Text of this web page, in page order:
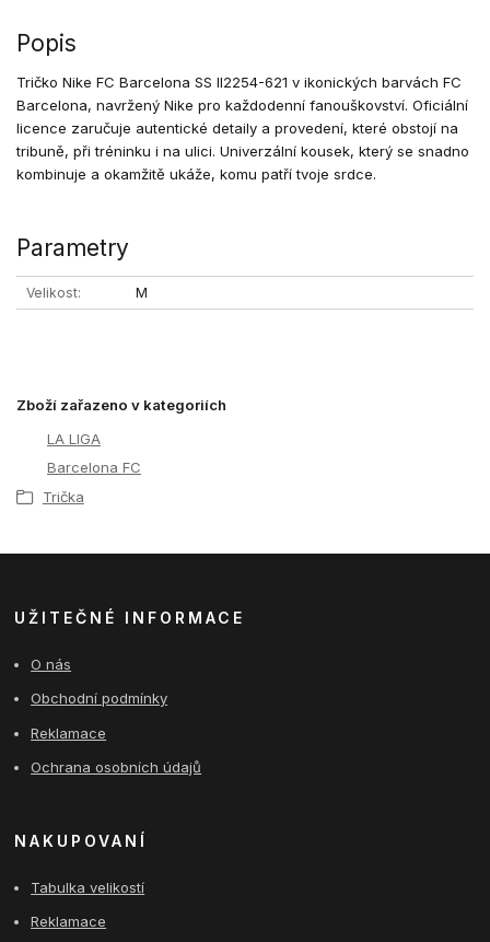
Popis
Tričko Nike FC Barcelona SS II2254-621 v ikonických barvách FC
Barcelona, navržený Nike pro každodenní fanouškovství. Oficiální
licence zaručuje autentické detaily a provedení, které obstojí na
tribuně, při tréninku i na ulici. Univerzální kousek, který se snadno
kombinuje a okamžitě ukáže, komu patří tvoje srdce.
Parametry
Velikost M
Zboží zařazeno v kategoriích
LA LIGA
Barcelona FC
Trička
UŽITEČNÉ INFORMACE
O nás
Obchodní podmínky
Reklamace
Ochrana osobních údajů
NAKUPOVANÍ
Tabulka velikostí
Reklamace